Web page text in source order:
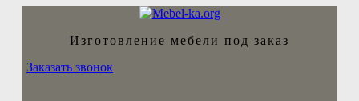
Изготовление мебели под заказ
Заказать звонок